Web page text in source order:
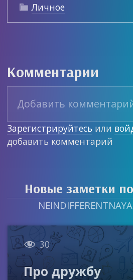
 Личное
Комментарии
Зарегистрируйтесь или
добавить комментарий
Новые заметки
 30
Про дружбу